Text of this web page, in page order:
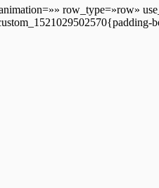
row_type=»row»